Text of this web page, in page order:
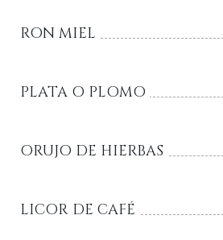
RON MIEL
PLATA O PLOMO
ORUJO DE HIERBAS
LICOR DE CAFÉ